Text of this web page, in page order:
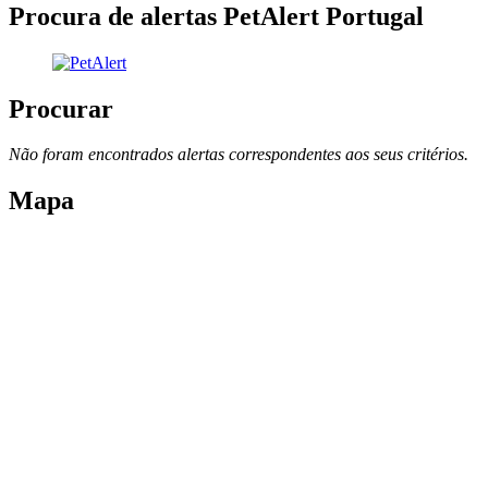
Procura de alertas PetAlert Portugal
Procurar
Não foram encontrados alertas correspondentes aos seus critérios.
Mapa